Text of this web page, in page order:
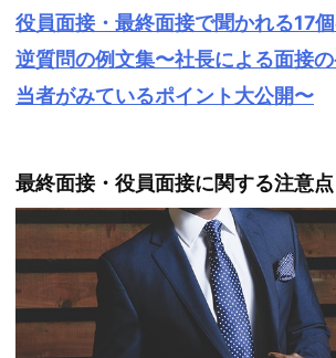
役員面接・最終面接で聞かれる17
逆質問の例文集〜社長による面接
当者がみているポイント大公開〜
最終面接・役員面接に関する注意点